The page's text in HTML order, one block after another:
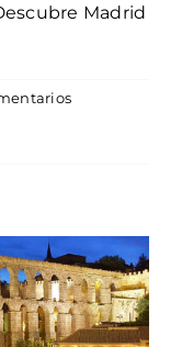
Madrid